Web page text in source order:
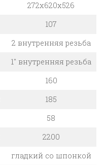
272x620x526
107
2 внутренняя резьба
1″ внутренняя резьба
160
185
58
2200
гладкий со шпонкой